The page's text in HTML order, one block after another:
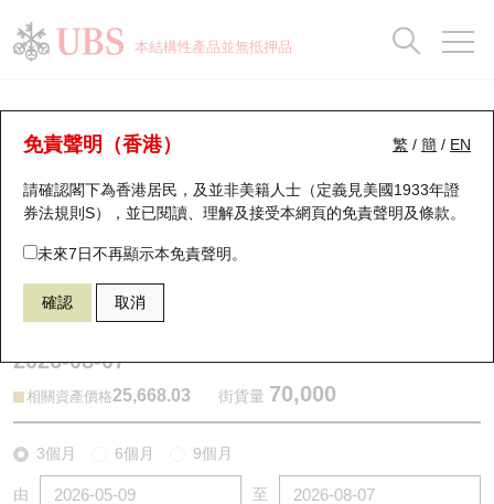
本結構性產品並無抵押品
繁 / 簡 / EN
免責聲明（香港）
請確認閣下為香港居民，及並非美籍人士（定義見美國1933年證
券法規則S），並已閱讀、理解及接受本網頁的免責聲明及條款。
未來7日不再顯示本免責聲明。
確認 取消
牛熊證分析儀
表現 街貨統計 比較
66633 瑞銀牛證 HSI 恒生指數
2026-08-07
相關資產價格25,668.03 街貨量 70,000
3個月 6個月 9個月
由 至
瑞銀認股證一覽
新發行瑞銀認股證
即將到期認股證
認股證到期結算價查詢
認股證分析儀
街貨統計
比較
牛熊全景快搜
牛熊證搜尋
牛熊證街貨分佈圖
正股牛熊證列表
新發行瑞銀牛熊證
街貨統計
比較
十大升幅/跌幅
十大認股證成交分佈
十天股證佔大市成交
資金流
街貨統計
正股分析儀
二十大活躍股份
恒指成份股
國指成份股
科指成份股
持股比重
顯示所有持股比重
每月輪證大市專題
輪證專欄
講座及教育短片
認股證投資者教育
牛熊證投資者教育